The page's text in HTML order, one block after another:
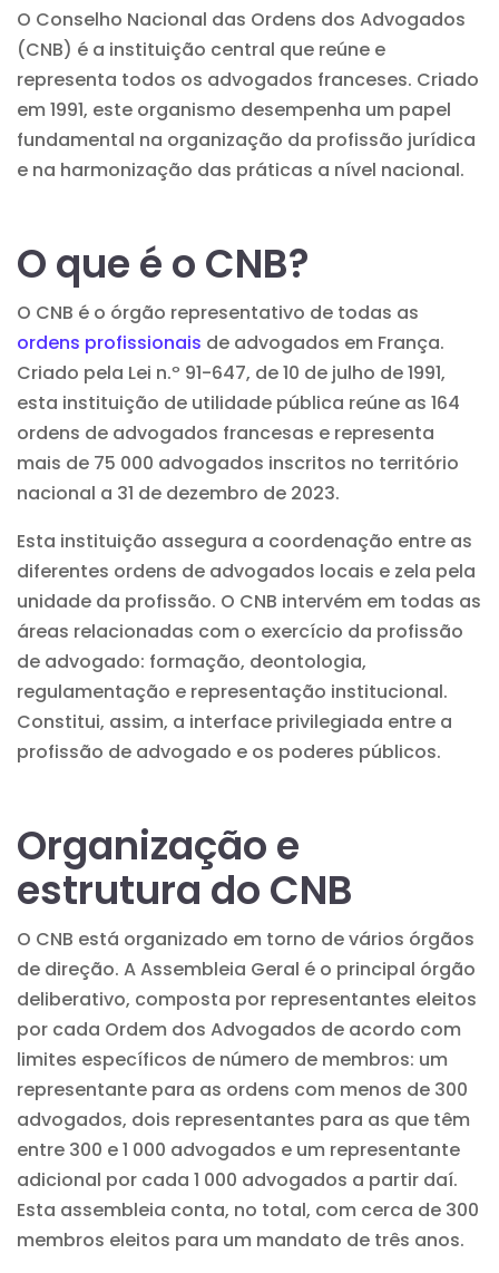
O Conselho Nacional das Ordens dos Advogados
(CNB) é a instituição central que reúne e
representa todos os advogados franceses. Criado
em 1991, este organismo desempenha um papel
fundamental na organização da profissão jurídica
e na harmonização das práticas a nível nacional.
O que é o CNB?
O CNB é o órgão representativo de todas as
ordens profissionais de advogados em França.
Criado pela Lei n.º 91-647, de 10 de julho de 1991,
esta instituição de utilidade pública reúne as 164
ordens de advogados francesas e representa
mais de 75 000 advogados inscritos no território
nacional a 31 de dezembro de 2023.
Esta instituição assegura a coordenação entre as
diferentes ordens de advogados locais e zela pela
unidade da profissão. O CNB intervém em todas as
áreas relacionadas com o exercício da profissão
de advogado: formação, deontologia,
regulamentação e representação institucional.
Constitui, assim, a interface privilegiada entre a
profissão de advogado e os poderes públicos.
Organização e
estrutura do CNB
O CNB está organizado em torno de vários órgãos
de direção. A Assembleia Geral é o principal órgão
deliberativo, composta por representantes eleitos
por cada Ordem dos Advogados de acordo com
limites específicos de número de membros: um
representante para as ordens com menos de 300
advogados, dois representantes para as que têm
entre 300 e 1 000 advogados e um representante
adicional por cada 1 000 advogados a partir daí.
Esta assembleia conta, no total, com cerca de 300
membros eleitos para um mandato de três anos.